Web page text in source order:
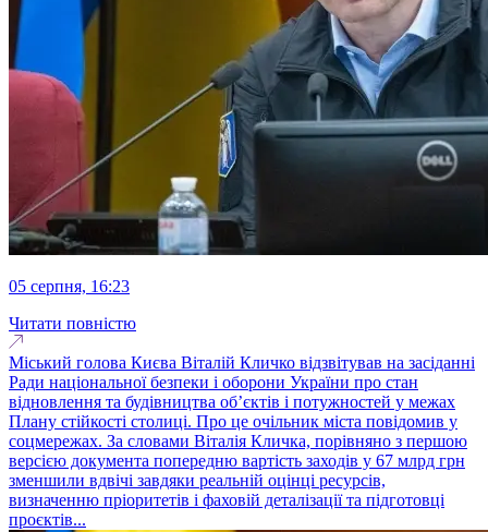
05 серпня, 16:23
Читати повністю
Міський голова Києва Віталій Кличко відзвітував на засіданні
Ради національної безпеки і оборони України про стан
відновлення та будівництва обʼєктів і потужностей у межах
Плану стійкості столиці. Про це очільник міста повідомив у
соцмережах. За словами Віталія Кличка, порівняно з першою
версією документа попередню вартість заходів у 67 млрд грн
зменшили вдвічі завдяки реальній оцінці ресурсів,
визначенню пріоритетів і фаховій деталізації та підготовці
проєктів...